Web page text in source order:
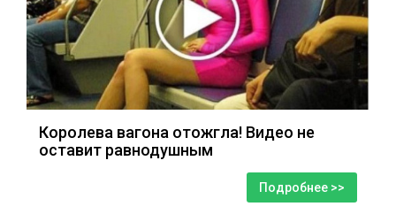
Королева вагона отожгла! Видео не
оставит равнодушным
Подробнее >>